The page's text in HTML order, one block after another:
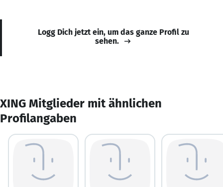
Logg Dich jetzt ein, um das ganze Profil zu
sehen.
XING Mitglieder mit ähnlichen
Profilangaben